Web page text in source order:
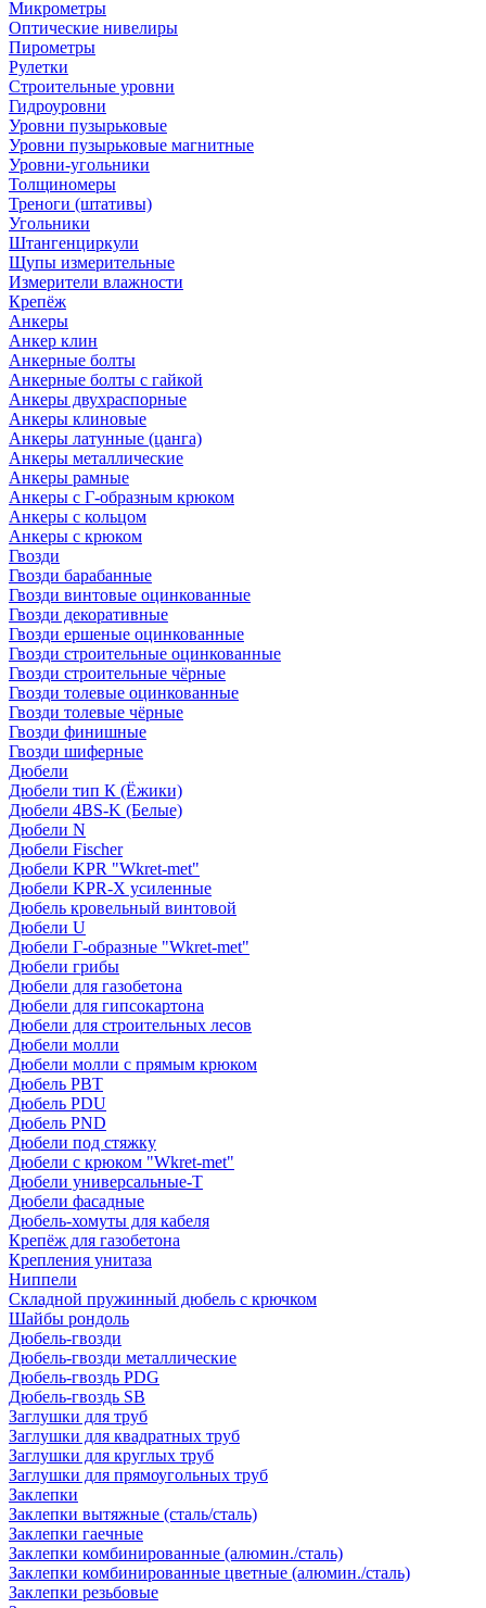
Микрометры
Оптические нивелиры
Пирометры
Рулетки
Строительные уровни
Гидроуровни
Уровни пузырьковые
Уровни пузырьковые магнитные
Уровни-угольники
Толщиномеры
Треноги (штативы)
Угольники
Штангенциркули
Щупы измерительные
Измерители влажности
Крепёж
Анкеры
Анкер клин
Анкерные болты
Анкерные болты с гайкой
Анкеры двухраспорные
Анкеры клиновые
Анкеры латунные (цанга)
Анкеры металлические
Анкеры рамные
Анкеры с Г-образным крюком
Анкеры с кольцом
Анкеры с крюком
Гвозди
Гвозди барабанные
Гвозди винтовые оцинкованные
Гвозди декоративные
Гвозди ершеные оцинкованные
Гвозди строительные оцинкованные
Гвозди строительные чёрные
Гвозди толевые оцинкованные
Гвозди толевые чёрные
Гвозди финишные
Гвозди шиферные
Дюбели
Дюбели тип К (Ёжики)
Дюбели 4BS-K (Белые)
Дюбели N
Дюбели Fischer
Дюбели KPR "Wkret-met"
Дюбели KPR-Х усиленные
Дюбель кровельный винтовой
Дюбели U
Дюбели Г-образные "Wkret-met"
Дюбели грибы
Дюбели для газобетона
Дюбели для гипсокартона
Дюбели для строительных лесов
Дюбели молли
Дюбели молли с прямым крюком
Дюбель PBT
Дюбель PDU
Дюбель PND
Дюбели под стяжку
Дюбели с крюком "Wkret-met"
Дюбели универсальные-Т
Дюбели фасадные
Дюбель-хомуты для кабеля
Крепёж для газобетона
Крепления унитаза
Ниппели
Складной пружинный дюбель с крючком
Шайбы рондоль
Дюбель-гвозди
Дюбель-гвозди металлические
Дюбель-гвоздь PDG
Дюбель-гвоздь SB
Заглушки для труб
Заглушки для квадратных труб
Заглушки для круглых труб
Заглушки для прямоугольных труб
Заклепки
Заклепки вытяжные (сталь/сталь)
Заклепки гаечные
Заклепки комбинированные (алюмин./сталь)
Заклепки комбинированные цветные (алюмин./сталь)
Заклепки резьбовые